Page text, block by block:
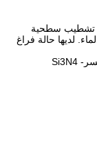
تشطيب سطحية
لديها حالة فراغ